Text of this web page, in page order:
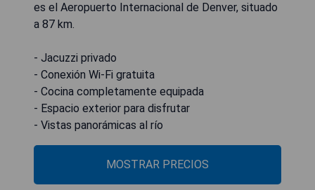
es el Aeropuerto Internacional de Denver, situado
a 87 km.
- Jacuzzi privado
- Conexión Wi-Fi gratuita
- Cocina completamente equipada
- Espacio exterior para disfrutar
- Vistas panorámicas al río
MOSTRAR PRECIOS